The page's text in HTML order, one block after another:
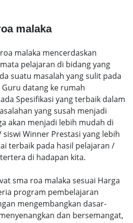
malaka
malaka mencerdaskan
pelajaran di bidang yang
suatu masalah yang sulit pada
datang ke rumah
Spesifikasi yang terbaik dalam
yang susah menjadi
akan menjadi lebih mudah di
Winner Prestasi yang lebih
terbaik pada hasil pelajaran /
di hadapan kita.
sma roa malaka sesuai Harga
program pembelajaran
mengembangkan dasar-
dan bersemangat,